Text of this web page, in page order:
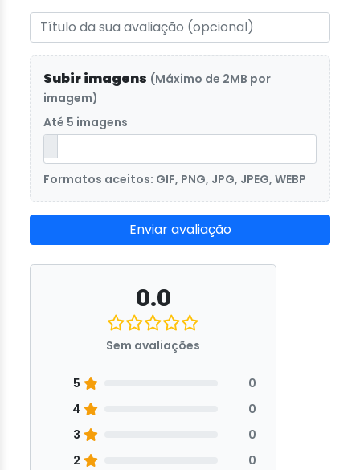
Subir imagens (Máximo de 2MB por
imagem)
Até 5 imagens
Formatos aceitos: GIF, PNG, JPG, JPEG, WEBP
Enviar avaliação
0.0
Sem avaliações
5
0
4
0
3
0
2
0